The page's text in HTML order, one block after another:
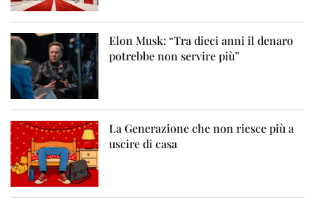
Elon Musk: “Tra dieci anni il denaro
potrebbe non servire più”
La Generazione che non riesce più a
uscire di casa